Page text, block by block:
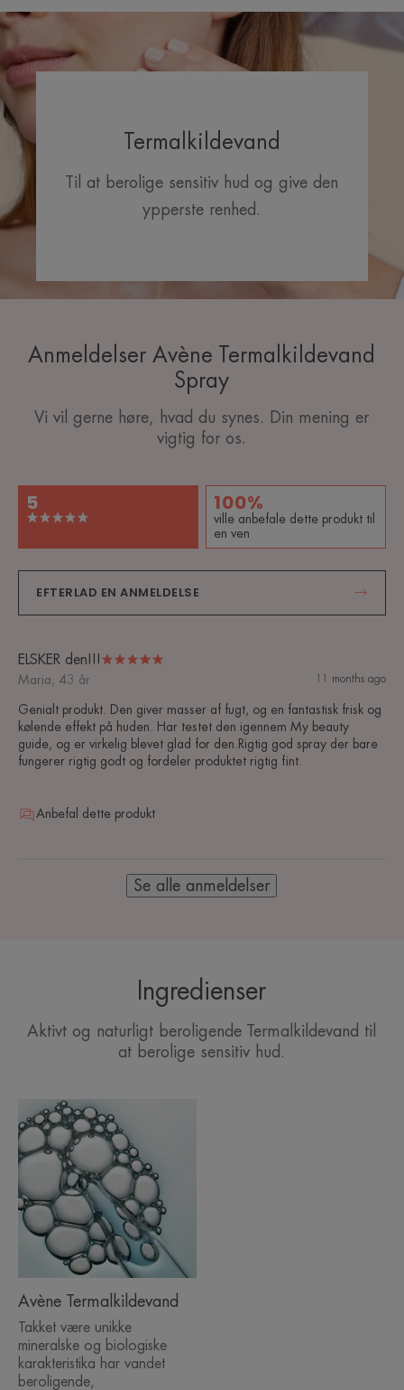
Termalkildevand
Til at berolige sensitiv hud og give den
ypperste renhed.
Anmeldelser Avène Termalkildevand
Spray
Vi vil gerne høre, hvad du synes. Din mening er
vigtig for os.
5 100%
ville anbefale dette produkt til
en ven
EFTERLAD EN ANMELDELSE
ELSKER den!!!
Maria, 43 år 11 months ago
Genialt produkt. Den giver masser af fugt, og en fantastisk frisk og
kølende effekt på huden. Har testet den igennem My beauty
guide, og er virkelig blevet glad for den.Rigtig god spray der bare
fungerer rigtig godt og fordeler produktet rigtig fint.
Anbefal dette produkt
Se alle anmeldelser
Ingredienser
Aktivt og naturligt beroligende Termalkildevand til
at berolige sensitiv hud.
Avène Termalkildevand
Takket være unikke
mineralske og biologiske
karakteristika har vandet
beroligende,